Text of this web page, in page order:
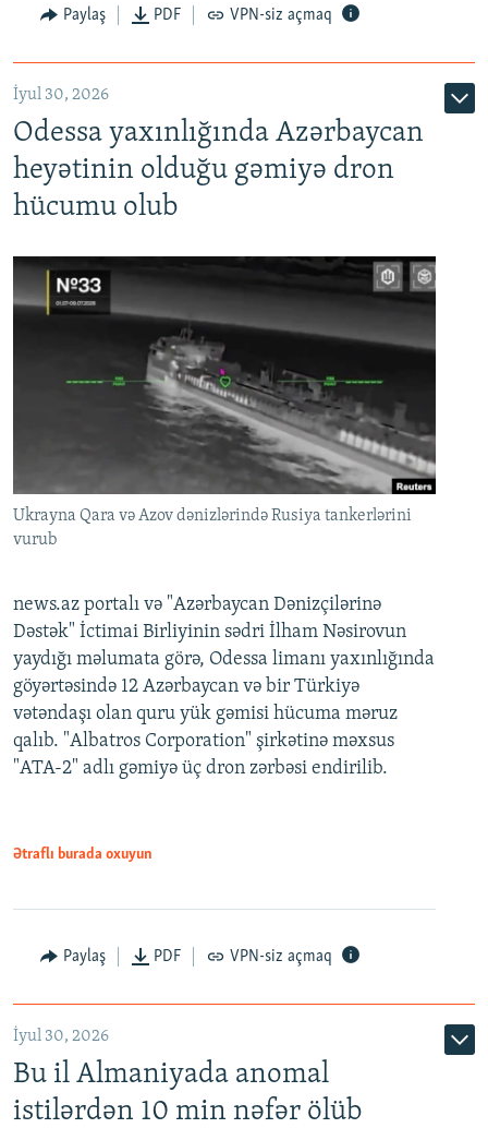
Paylaş PDF VPN-siz açmaq
İyul 30, 2026
Odessa yaxınlığında Azərbaycan
heyətinin olduğu gəmiyə dron
hücumu olub
Ukrayna Qara və Azov dənizlərində Rusiya tankerlərini
vurub
news.az portalı və "Azərbaycan Dənizçilərinə
Dəstək" İctimai Birliyinin sədri İlham Nəsirovun
yaydığı məlumata görə, Odessa limanı yaxınlığında
göyərtəsində 12 Azərbaycan və bir Türkiyə
vətəndaşı olan quru yük gəmisi hücuma məruz
qalıb. "Albatros Corporation" şirkətinə məxsus
"ATA-2" adlı gəmiyə üç dron zərbəsi endirilib.
Ətraflı burada oxuyun
Paylaş PDF VPN-siz açmaq
İyul 30, 2026
Bu il Almaniyada anomal
istilərdən 10 min nəfər ölüb